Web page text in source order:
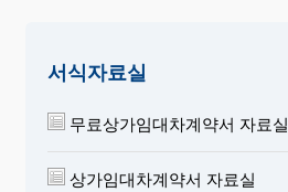
서식자료실
무료상가임대차계약서 자료실
상가임대차계약서 자료실